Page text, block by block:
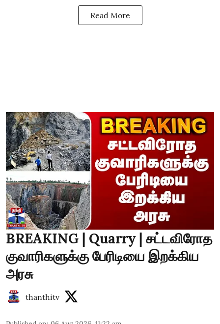
Read More
BREAKING | Quarry | சட்டவிரோத
குவாரிகளுக்கு பேரிடியை இறக்கிய
அரசு
thanthitv